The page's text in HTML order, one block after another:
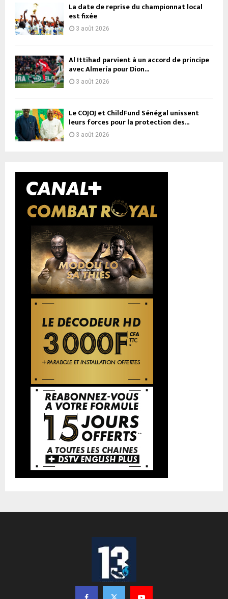
La date de reprise du championnat local
est fixée
3 août 2026
Al Ittihad parvient à un accord de principe
avec Almería pour Dion...
3 août 2026
Le COJOJ et ChildFund Sénégal unissent
leurs forces pour la protection des...
3 août 2026